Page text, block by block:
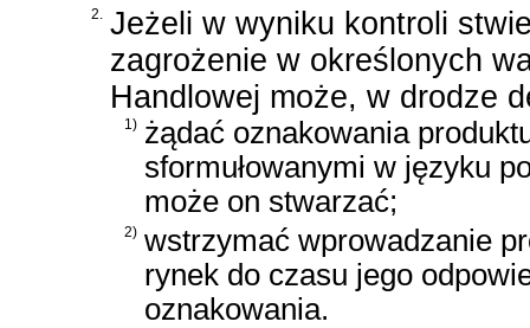
2. Jeżeli w wyniku kontroli
zagrożenie w określonych
Handlowej może, w drodze
1) żądać oznakowania
sformułowanymi w języku
może on stwarzać;
2) wstrzymać wprowadzanie
rynek do czasu jego
oznakowania.